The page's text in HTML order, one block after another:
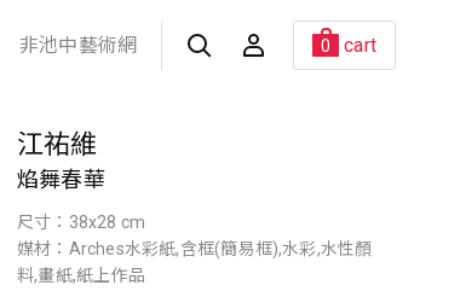
非池中藝術網 0 cart
江祐維
焰舞春華
尺寸：38x28 cm
媒材：Arches水彩紙,含框(簡易框),水彩,水性顏
料,畫紙,紙上作品